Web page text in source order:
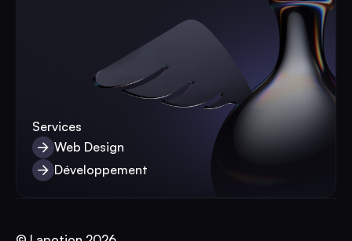
Services
Web Design
Web Design
Développement